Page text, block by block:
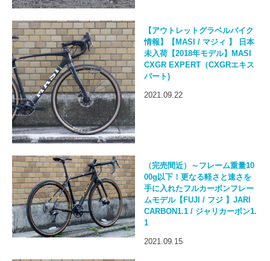
【アウトレットグラベルバイク
情報】【MASI / マジィ 】 日本
未入荷【2018年モデル】MASI
CXGR EXPERT（CXGRエキス
パート)
2021.09.22
（完売間近）～フレーム重量10
00g以下！更なる軽さと速さを
手に入れたフルカーボンフレー
ムモデル【FUJI / フジ 】JARI
CARBON1.1 / ジャリカーボン1.
1
2021.09.15